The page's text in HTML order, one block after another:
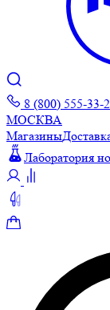
8 (800) 555-33-
МОСКВА
Магазины
Лаборатория